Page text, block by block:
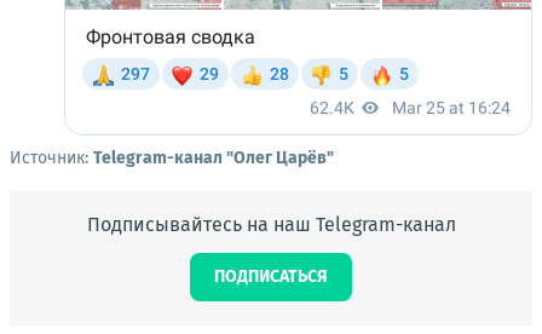
Источник: Telegram-канал "Олег Царёв"
Подписывайтесь на наш Telegram-канал
ПОДПИСАТЬСЯ